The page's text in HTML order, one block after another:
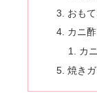
おも
カニ
カ
焼き